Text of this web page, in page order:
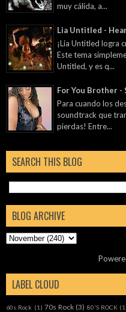
muy cálida, a...
Lia Untitled -
¡Lia Untitled logra
Este tema
Untitled, y es q...
For You Brother -
Para cuando los
soundtrack que
pierdas! Entre...
SEARCH THIS BLOG
BLOG ARCHIVE
LABEL CLOUD
60s Rock (1) 70s Rock (3) 80'S ROCK